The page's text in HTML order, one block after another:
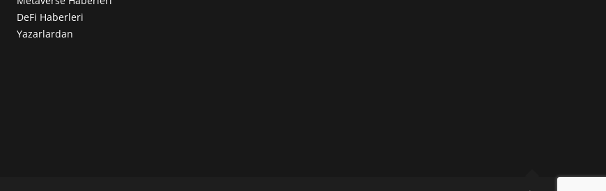
DeFi Haberleri
Yazarlardan